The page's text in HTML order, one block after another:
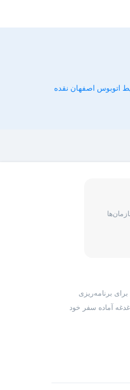
اتوبوس اصفهان نقده
برنامه‌ریزی
آماده سفر خود